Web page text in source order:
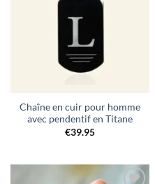
Chaîne en cuir pour homme
avec pendentif en Titane
€39.95